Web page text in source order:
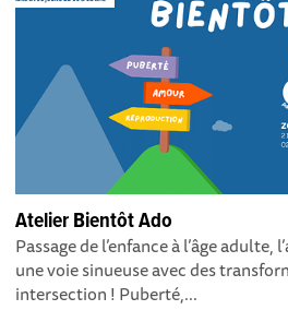
Atelier Bientôt Ado
Passage de l’enfance à l’âge
une voie sinueuse avec des
intersection ! Puberté,...